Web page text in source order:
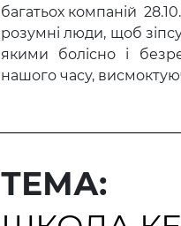
багатьох компаній
розумні люди, щоб
якими болісно і
нашого часу,
ТЕМА: